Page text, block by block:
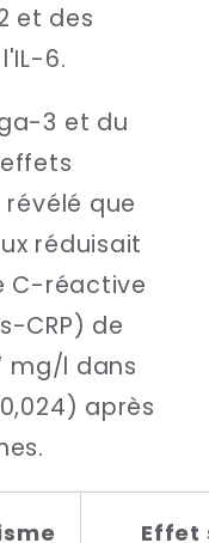
et des
6.
3 et du
que
réduisait
C-réactive
CRP) de
mg/l dans
après
Effet